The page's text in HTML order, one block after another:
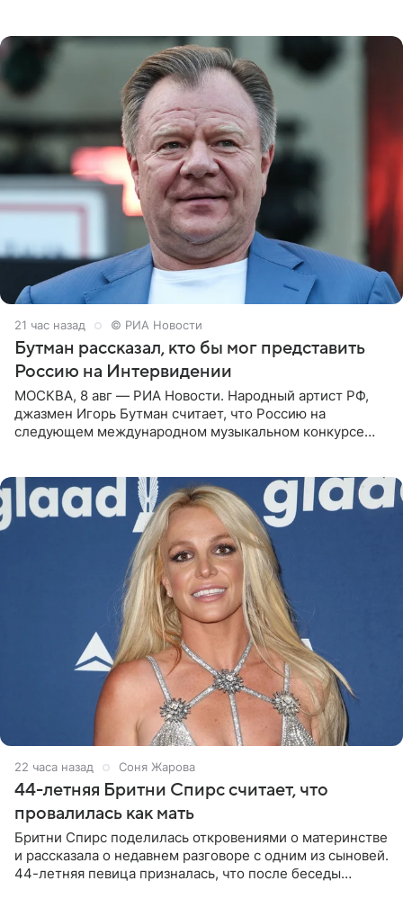
21 час назад © РИА Новости
Бутман рассказал, кто бы мог представить
Россию на Интервидении
МОСКВА, 8 авг — РИА Новости. Народный артист РФ,
джазмен Игорь Бутман считает, что Россию на
следующем международном музыкальном конкурсе
22 часа назад Соня Жарова
44-летняя Бритни Спирс считает, что
провалилась как мать
Бритни Спирс поделилась откровениями о материнстве
и рассказала о недавнем разговоре с одним из сыновей.
44-летняя певица призналась, что после беседы